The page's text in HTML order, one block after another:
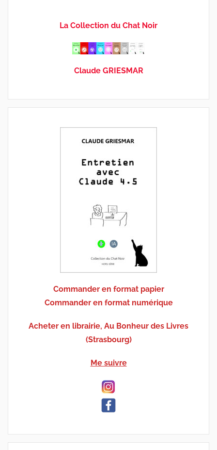
e
La Collection du Chat Noir
Claude GRIESMAR
Commander en format papier
Commander en format numérique
Acheter en librairie, Au Bonheur des Livres
(Strasbourg)
Me suivre